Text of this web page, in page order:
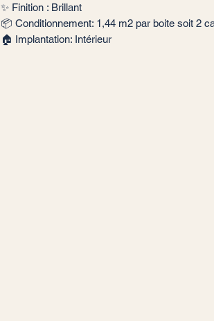
✨ Finition : Brillant
📦 Conditionnement: 1,44 m2 par boite soit 2
🏠 Implantation: Intérieur